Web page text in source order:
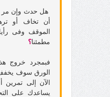
هل حدث وإن مر
أن تخاف أو
الموقف وفى
مطمئنا؟
فبمجرد خروج
الورق سوف يخفف
الآن إلى
يساعدك على